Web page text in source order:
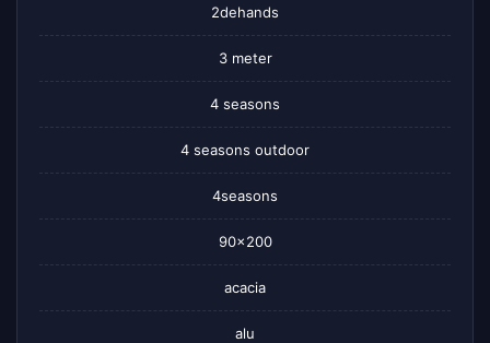
2dehands
3 meter
4 seasons
4 seasons outdoor
4seasons
90×200
acacia
alu